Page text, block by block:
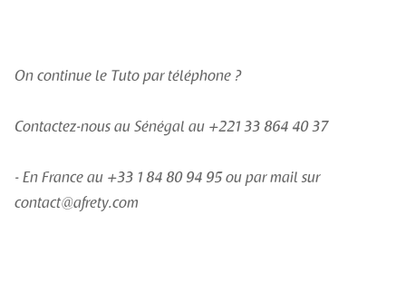
On continue le Tuto par téléphone ?
Contactez-nous au Sénégal au +221 33 864 40 37
- En France au +33 1 84 80 94 95 ou par mail sur
contact@afrety.com